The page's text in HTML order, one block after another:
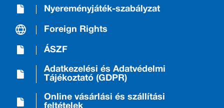
Nyereményjáték-szabályzat
Foreign Rights
ÁSZF
Adatkezelési és Adatvédelmi
Tájékoztató (GDPR)
Online vásárlási és szállítási
feltételek